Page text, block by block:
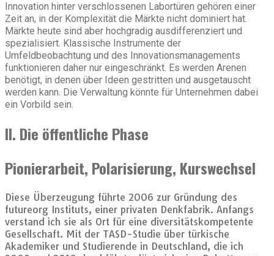
Innovation hinter verschlossenen Labortüren gehören einer
Zeit an, in der Komplexität die Märkte nicht dominiert hat.
Märkte heute sind aber hochgradig ausdifferenziert und
spezialisiert. Klassische Instrumente der
Umfeldbeobachtung und des Innovationsmanagements
funktionieren daher nur eingeschränkt. Es werden Arenen
benötigt, in denen über Ideen gestritten und ausgetauscht
werden kann. Die Verwaltung könnte für Unternehmen dabei
ein Vorbild sein.
II. Die öffentliche Phase
Pionierarbeit, Polarisierung, Kurswechsel
Diese Überzeugung führte 2006 zur Gründung des
futureorg Instituts, einer privaten Denkfabrik. Anfangs
verstand ich sie als Ort für eine diversitätskompetente
Gesellschaft. Mit der TASD-Studie über türkische
Akademiker und Studierende in Deutschland, die ich